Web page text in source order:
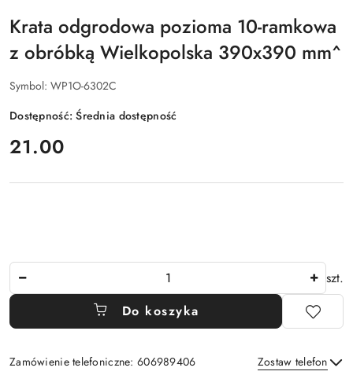
Krata odgrodowa pozioma 10-ramkowa
z obróbką Wielkopolska 390x390 mm^
Symbol: WP1O-6302C
Dostępność:Średnia dostępność
cena:
21.00
szt.
Do koszyka
Zamówienie telefoniczne: 606989406 Zostaw telefon